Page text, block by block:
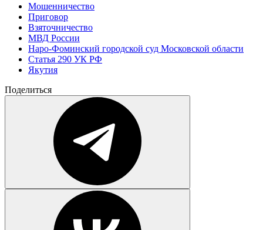
Мошенничество
Приговор
Взяточничество
МВД России
Наро-Фоминский городской суд Московской области
Статья 290 УК РФ
Якутия
Поделиться